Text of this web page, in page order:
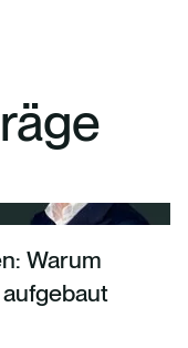
Warum